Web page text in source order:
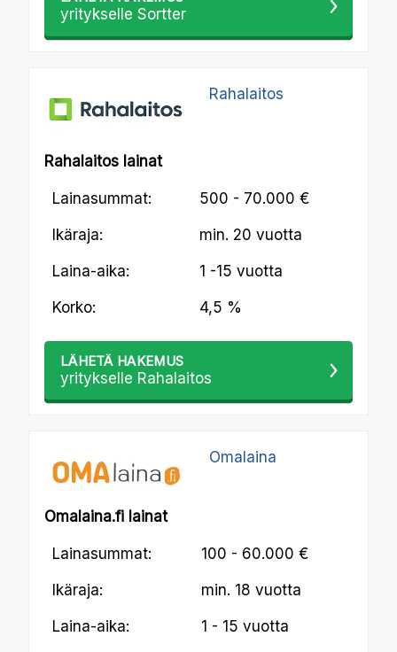
yritykselle Sortter
Rahalaitos
Rahalaitos lainat
Lainasummat: 500 - 70.000 €
Ikäraja: min. 20 vuotta
Laina-aika: 1 -15 vuotta
Korko: 4,5 %
LÄHETÄ HAKEMUS
yritykselle Rahalaitos
Omalaina
Omalaina.fi lainat
Lainasummat: 100 - 60.000 €
Ikäraja: min. 18 vuotta
Laina-aika: 1 - 15 vuotta